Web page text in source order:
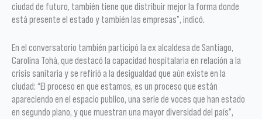
ciudad de futuro, también tiene que distribuir mejor la forma donde
está presente el estado y también las empresas”, indicó.
En el conversatorio también participó la ex alcaldesa de Santiago,
Carolina Tohá, que destacó la capacidad hospitalaria en relación a la
crisis sanitaria y se refirió a la desigualdad que aún existe en la
ciudad: “El proceso en que estamos, es un proceso que están
apareciendo en el espacio publico, una serie de voces que han estado
en segundo plano, y que muestran una mayor diversidad del país”,